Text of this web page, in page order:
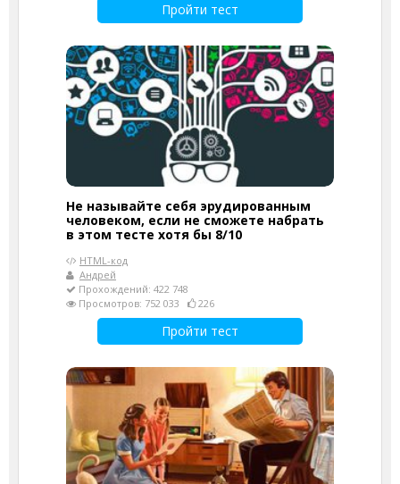
Пройти тест
Не называйте себя эрудированным
человеком, если не сможете набрать
в этом тесте хотя бы 8/10
HTML-код
Андрей
Прохождений: 422 748
Просмотров: 752 033
226
Пройти тест